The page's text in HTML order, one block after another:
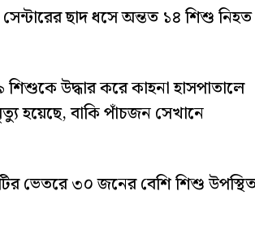
ছাদ ধসে অন্তত ১৪ শিশু
শিশুকে উদ্ধার করে কাহনা হাসপাতালে
হয়েছে, বাকি পাঁচজন সেখানে
ভেতরে ৩০ জনের বেশি শিশু